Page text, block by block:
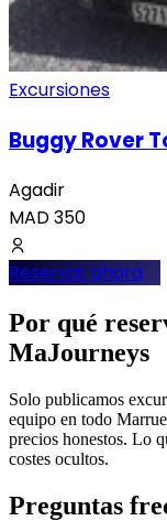
Excursiones
Buggy Rover
Agadir
MAD350
Reservar ahora
Por qué
MaJourneys
Solo publicamos
equipo en todo
precios honestos. Lo
costes ocultos.
Preguntas